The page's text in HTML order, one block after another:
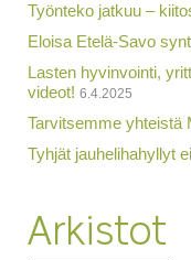
Työnteko jatkuu –
Eloisa Etelä-Savo
Lasten hyvinvointi,
videot! 6.4.2025
Tarvitsemme yhteistä
Tyhjät jauhelihahyllyt
Arkistot